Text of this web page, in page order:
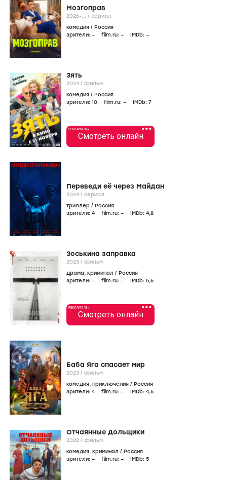
Мозгоправ
2026-... / сериал
комедия / Россия
зрители: – film.ru: – IMDb: –
Зять
2024 / фильм
комедия / Россия
зрители: 10 film.ru: – IMDb: 7
•••
РЕКЛАМА 18+
Смотреть онлайн
Переведи её через Майдан
2024 / сериал
триллер / Россия
зрители: 4 film.ru: – IMDb: 4,8
Зоськина заправка
2023 / фильм
драма, криминал / Россия
зрители: – film.ru: – IMDb: 5,6
•••
РЕКЛАМА 18+
Смотреть онлайн
Баба Яга спасает мир
2023 / фильм
комедия, приключения / Россия
зрители: 4 film.ru: – IMDb: 4,5
Отчаянные дольщики
2022 / фильм
комедия, криминал / Россия
зрители: – film.ru: – IMDb: 5